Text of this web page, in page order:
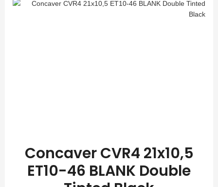
Concaver CVR4 21x10,5
ET10-46 BLANK Double